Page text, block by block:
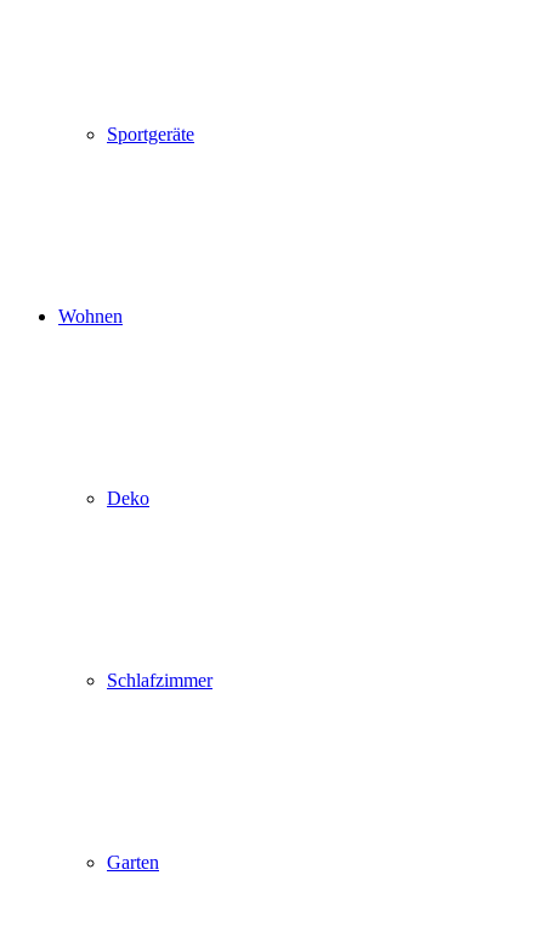
Sportgeräte
Wohnen
Deko
Schlafzimmer
Garten